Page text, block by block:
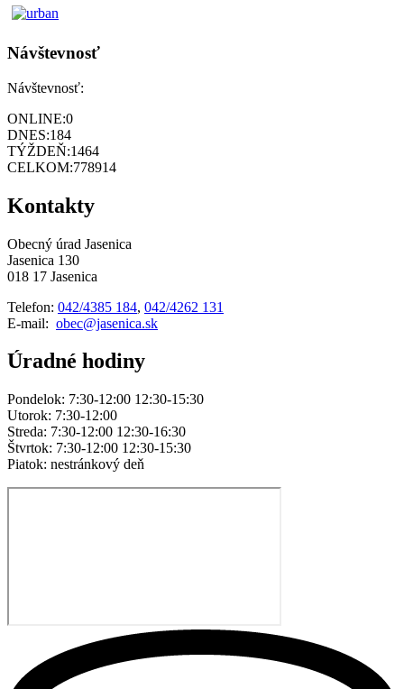
Návštevnosť
Návštevnosť:
ONLINE:0
DNES:184
TÝŽDEŇ:1464
CELKOM:778914
Kontakty
Obecný úrad Jasenica
Jasenica 130
018 17 Jasenica
Telefon: 042/4385 184, 042/4262 131
E-mail: obec@jasenica.sk
Úradné hodiny
Pondelok: 7:30-12:00 12:30-15:30
Utorok: 7:30-12:00
Streda: 7:30-12:00 12:30-16:30
Štvrtok: 7:30-12:00 12:30-15:30
Piatok: nestránkový deň